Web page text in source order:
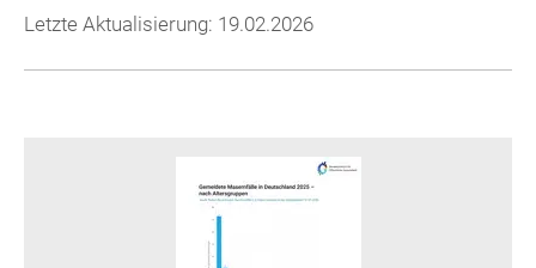
Letzte Aktualisierung: 19.02.2026